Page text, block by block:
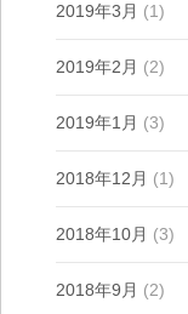
2019年3月 (1)
2019年2月 (2)
2019年1月 (3)
2018年12月 (1)
2018年10月 (3)
2018年9月 (2)